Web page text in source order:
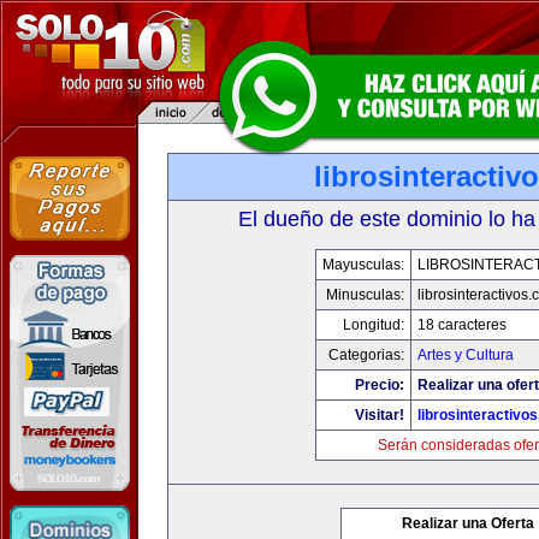
El dueño de este dominio lo
Mayusculas:
Minusculas:
Longitud:
18 caracteres
Categorias:
Artes y Cultura
Precio:
Realizar una
Visitar!
Serán consideradas
Realizar una Oferta